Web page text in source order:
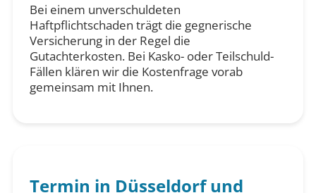
Bei einem unverschuldeten
Haftpflichtschaden trägt die gegnerische
Versicherung in der Regel die
Gutachterkosten. Bei Kasko- oder Teilschuld-
Fällen klären wir die Kostenfrage vorab
gemeinsam mit Ihnen.
Termin in Düsseldorf und